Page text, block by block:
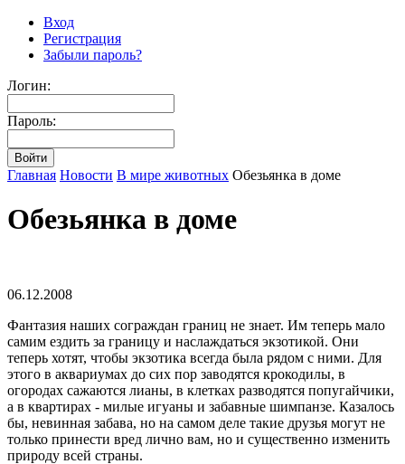
Вход
Регистрация
Забыли пароль?
Логин:
Пароль:
Главная Новости В мире животных Обезьянка в доме
Обезьянка в доме
06.12.2008
Фантазия наших сограждан границ не знает. Им теперь мало
самим ездить за границу и наслаждаться экзотикой. Они
теперь хотят, чтобы экзотика всегда была рядом с ними. Для
этого в аквариумах до сих пор заводятся крокодилы, в
огородах сажаются лианы, в клетках разводятся попугайчики,
а в квартирах - милые игуаны и забавные шимпанзе. Казалось
бы, невинная забава, но на самом деле такие друзья могут не
только принести вред лично вам, но и существенно изменить
природу всей страны.